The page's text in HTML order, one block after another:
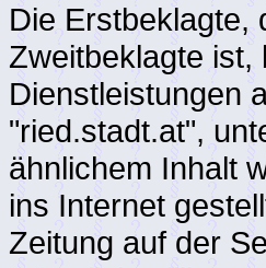
Die Erstbeklagte,
Zweitbeklagte ist,
Dienstleistungen
"ried.stadt.at",
ähnlichem Inhalt
ins Internet
Zeitung auf der